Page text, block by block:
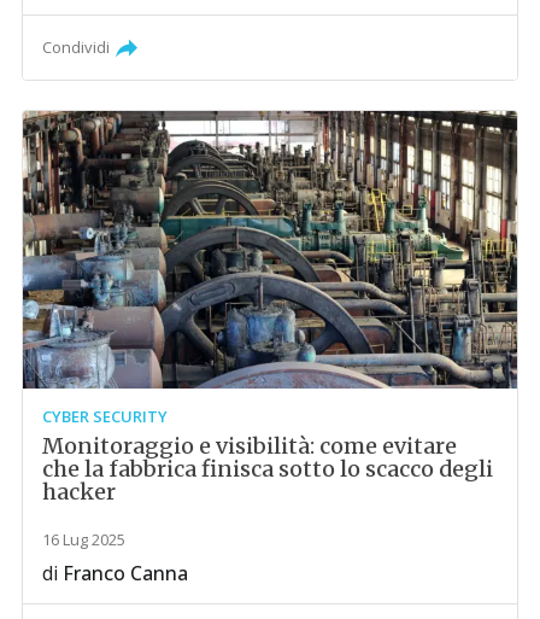
Condividi
CYBER SECURITY
Monitoraggio e visibilità: come evitare
che la fabbrica finisca sotto lo scacco degli
hacker
16 Lug 2025
di Franco Canna